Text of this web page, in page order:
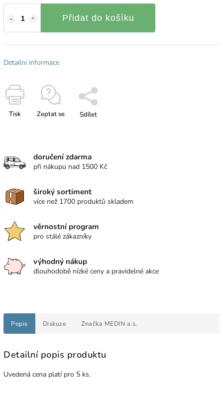
Přidat do košíku
Detailní informace
Tisk Zeptat se Sdílet
doručení zdarma
při nákupu nad 1500 Kč
široký sortiment
více než 1700 produktů skladem
věrnostní program
pro stálé zákazníky
výhodný nákup
dlouhodobě nízké ceny a pravidelné akce
Popis Diskuze Značka MEDIN a.s.
Detailní popis produktu
Uvedená cena platí pro 5 ks.